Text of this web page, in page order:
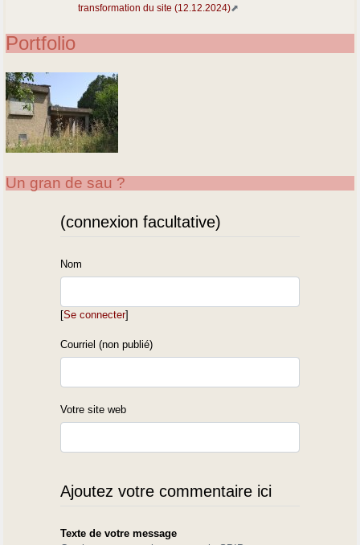
transformation du site (12.12.2024)
Portfolio
Un gran de sau ?
(connexion facultative)
Nom
[Se connecter]
Courriel (non publié)
Votre site web
Ajoutez votre commentaire ici
Texte de votre message